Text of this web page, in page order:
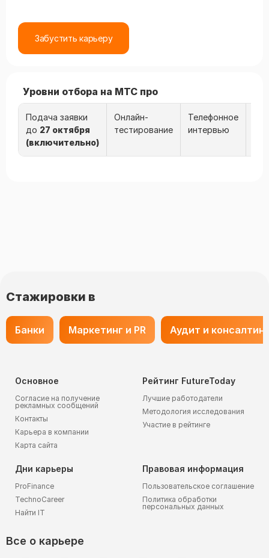
Забустить карьеру
Уровни отбора на МТС про
Подача заявки
до 27 октября
(включительно)
Онлайн-
тестирование
Телефонное
интервью
Стажировки в
Банки Маркетинг и PR Аудит и консалтинг
Все о карьере
Основное
Согласие на получение
рекламных сообщений
Контакты
Карьера в компании
Карта сайта
Рейтинг FutureToday
Лучшие работодатели
Методология исследования
Участие в рейтинге
Дни карьеры
ProFinance
TechnoCareer
Найти IT
Правовая информация
Пользовательское соглашение
Политика обработки
персональных данных